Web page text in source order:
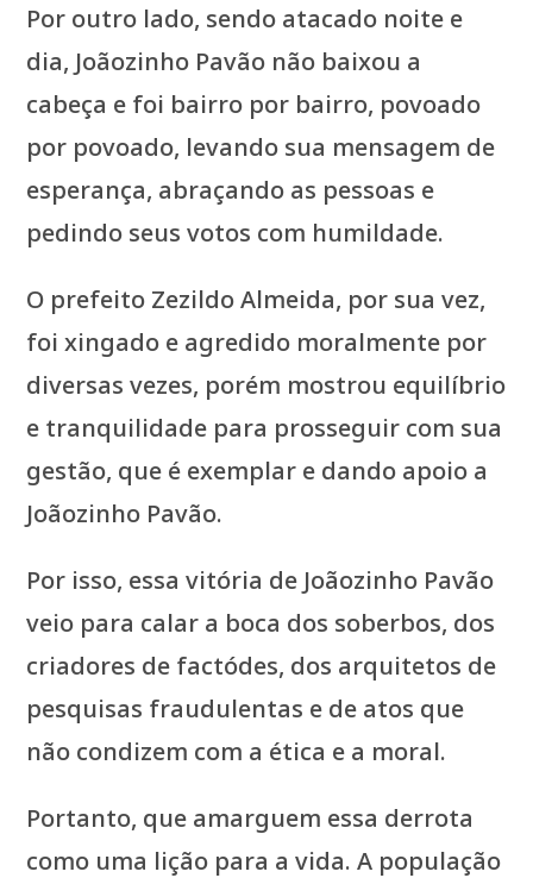
Por outro lado, sendo atacado noite e
dia, Joãozinho Pavão não baixou a
cabeça e foi bairro por bairro, povoado
por povoado, levando sua mensagem de
esperança, abraçando as pessoas e
pedindo seus votos com humildade.
O prefeito Zezildo Almeida, por sua vez,
foi xingado e agredido moralmente por
diversas vezes, porém mostrou equilíbrio
e tranquilidade para prosseguir com sua
gestão, que é exemplar e dando apoio a
Joãozinho Pavão.
Por isso, essa vitória de Joãozinho Pavão
veio para calar a boca dos soberbos, dos
criadores de factódes, dos arquitetos de
pesquisas fraudulentas e de atos que
não condizem com a ética e a moral.
Portanto, que amarguem essa derrota
como uma lição para a vida. A população